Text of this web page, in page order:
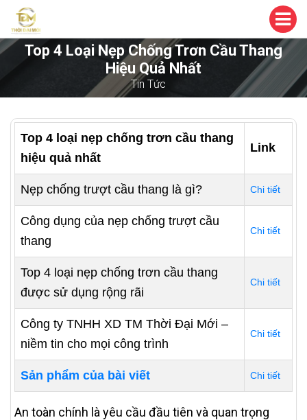
Top 4 Loại Nẹp Chống Trơn Cầu Thang
Hiệu Quả Nhất
Tin Tức
Top 4 loại nẹp chống trơn cầu thang
hiệu quả nhất
Link
Nẹp chống trượt cầu thang là gì? Chi tiết
Công dụng của nẹp chống trượt cầu
thang
Chi tiết
Top 4 loại nẹp chống trơn cầu thang
được sử dụng rộng rãi
Chi tiết
Công ty TNHH XD TM Thời Đại Mới –
niềm tin cho mọi công trình
Chi tiết
Sản phẩm của bài viết Chi tiết
An toàn chính là yêu cầu đầu tiên và quan trọng